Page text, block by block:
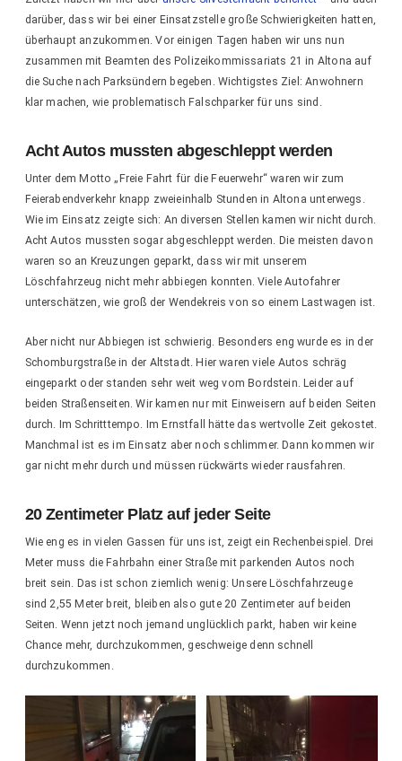
darüber, dass wir bei einer Einsatzstelle große Schwierigkeiten hatten,
überhaupt anzukommen. Vor einigen Tagen haben wir uns nun
zusammen mit Beamten des Polizeikommissariats 21 in Altona auf
die Suche nach Parksündern begeben. Wichtigstes Ziel: Anwohnern
klar machen, wie problematisch Falschparker für uns sind.
Acht Autos mussten abgeschleppt werden
Unter dem Motto „Freie Fahrt für die Feuerwehr“ waren wir zum
Feierabendverkehr knapp zweieinhalb Stunden in Altona unterwegs.
Wie im Einsatz zeigte sich: An diversen Stellen kamen wir nicht durch.
Acht Autos mussten sogar abgeschleppt werden. Die meisten davon
waren so an Kreuzungen geparkt, dass wir mit unserem
Löschfahrzeug nicht mehr abbiegen konnten. Viele Autofahrer
unterschätzen, wie groß der Wendekreis von so einem Lastwagen ist.
Aber nicht nur Abbiegen ist schwierig. Besonders eng wurde es in der
Schomburgstraße in der Altstadt. Hier waren viele Autos schräg
eingeparkt oder standen sehr weit weg vom Bordstein. Leider auf
beiden Straßenseiten. Wir kamen nur mit Einweisern auf beiden Seiten
durch. Im Schritttempo. Im Ernstfall hätte das wertvolle Zeit gekostet.
Manchmal ist es im Einsatz aber noch schlimmer. Dann kommen wir
gar nicht mehr durch und müssen rückwärts wieder rausfahren.
20 Zentimeter Platz auf jeder Seite
Wie eng es in vielen Gassen für uns ist, zeigt ein Rechenbeispiel. Drei
Meter muss die Fahrbahn einer Straße mit parkenden Autos noch
breit sein. Das ist schon ziemlich wenig: Unsere Löschfahrzeuge
sind 2,55 Meter breit, bleiben also gute 20 Zentimeter auf beiden
Seiten. Wenn jetzt noch jemand unglücklich parkt, haben wir keine
Chance mehr, durchzukommen, geschweige denn schnell
durchzukommen.